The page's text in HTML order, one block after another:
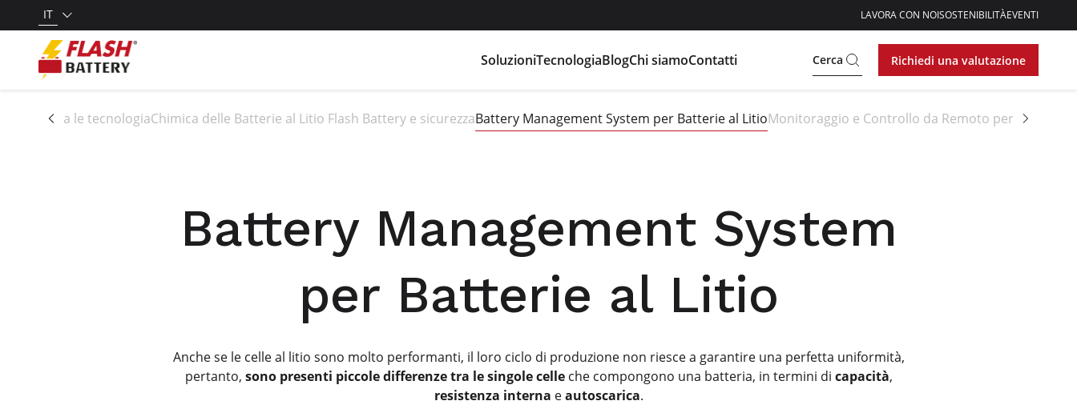
IT LAVORA CON NOISOSTENIBILITÀEVENTI
SoluzioniTecnologiaBlogChi siamoContatti Cerca Richiedi una valutazione
Tutta le tecnologiaChimica delle Batterie al Litio Flash Battery e sicurezzaBattery Management System per Batterie al LitioMonitoraggio e Controllo da Remoto per Batterie
Battery Management System
per Batterie al Litio
Anche se le celle al litio sono molto performanti, il loro ciclo di produzione non riesce a garantire una perfetta uniformità,
pertanto, sono presenti piccole differenze tra le singole celle che compongono una batteria, in termini di capacità,
resistenza interna eautoscarica.